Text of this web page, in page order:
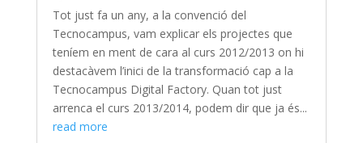
Tot just fa un any, a la convenció del
Tecnocampus, vam explicar els projectes que
teníem en ment de cara al curs 2012/2013 on hi
destacàvem l’inici de la transformació cap a la
Tecnocampus Digital Factory. Quan tot just
arrenca el curs 2013/2014, podem dir que ja és...
read more